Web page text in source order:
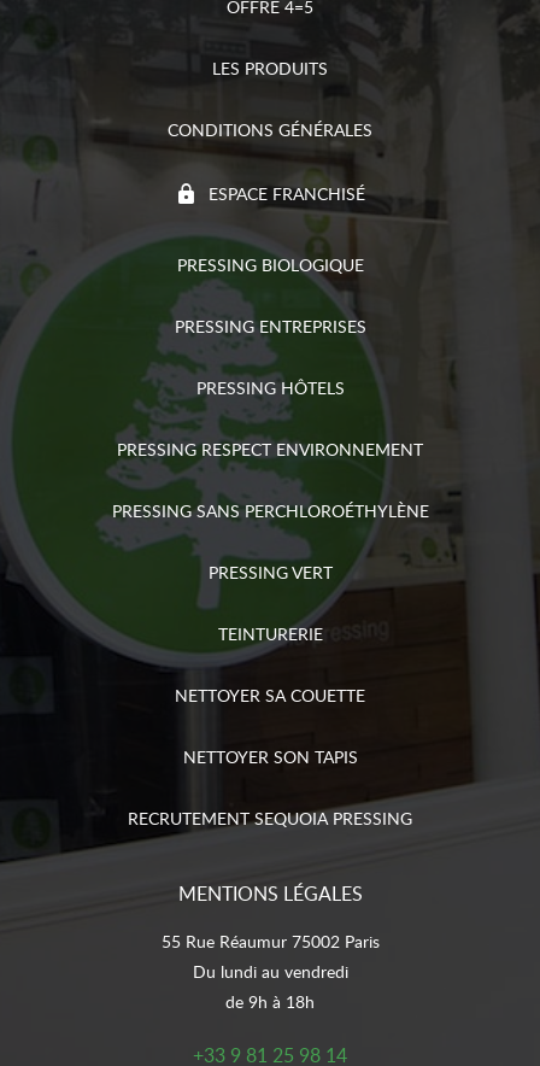
OFFRE 4=5
LES PRODUITS
CONDITIONS GÉNÉRALES
ESPACE FRANCHISÉ
PRESSING BIOLOGIQUE
PRESSING ENTREPRISES
PRESSING HÔTELS
PRESSING RESPECT ENVIRONNEMENT
PRESSING SANS PERCHLOROÉTHYLÈNE
PRESSING VERT
TEINTURERIE
NETTOYER SA COUETTE
NETTOYER SON TAPIS
RECRUTEMENT SEQUOIA PRESSING
MENTIONS LÉGALES
55 Rue Réaumur 75002 Paris
Du lundi au vendredi
de 9h à 18h
+33 9 81 25 98 14